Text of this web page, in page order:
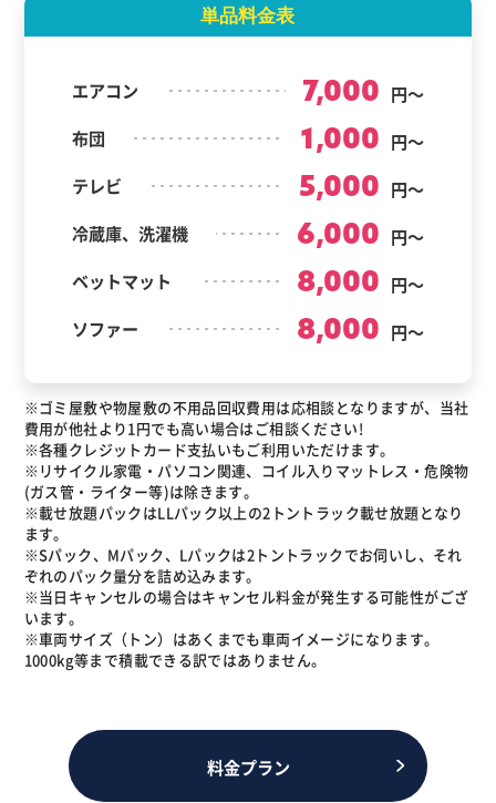
単品料金表
エアコン 7,000 円～
布団
1,000 円～
テレビ
5,000 円～
冷蔵庫、洗濯機
6,000 円～
ベットマット
8,000 円～
ソファー
8,000 円～
※ゴミ屋敷や物屋敷の不用品回収費用は応相談となりますが、当社
費用が他社より1円でも高い場合はご相談ください!
※各種クレジットカード支払いもご利用いただけます。
※リサイクル家電・パソコン関連、コイル入りマットレス・危険物
(ガス管・ライター等)は除きます。
※載せ放題パックはLLパック以上の2トントラック載せ放題となり
ます。
※Sパック、Mパック、Lパックは2トントラックでお伺いし、それ
ぞれのパック量分を詰め込みます。
※当日キャンセルの場合はキャンセル料金が発生する可能性がござ
います。
※車両サイズ（トン）はあくまでも車両イメージになります。
1000kg等まで積載できる訳ではありません。
料金プラン